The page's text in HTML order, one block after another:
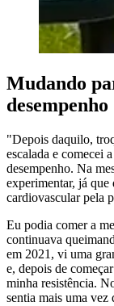
Mudando
desempenho
"Depois daquilo,
escalada e comecei
desempenho. Na
experimentar, já que
cardiovascular pela
Eu podia comer a
continuava
em 2021, vi uma
e, depois de
minha resistência.
sentia mais uma